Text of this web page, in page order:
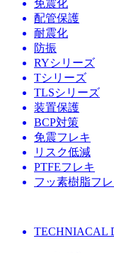
免震化
配管保護
耐震化
防振
RYシリーズ
Tシリーズ
TLSシリーズ
装置保護
BCP対策
免震フレキ
リスク低減
PTFEフレキ
フッ素樹脂フ
TECHNIACAL